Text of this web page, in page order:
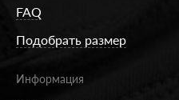
FAQ
Подобрать размер
Информация